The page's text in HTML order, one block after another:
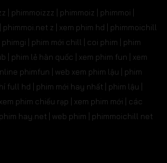
| phimmoizzz | phimmoiz | phimmoi |
z | xem phim hd | phimmoichill
phimgi | phim mới chill | coi phim | phim
| phim lẻ hàn quốc | xem phim fun | xem
phimfun | web xem phim lậu | phim
full hd | phim mới hay nhất | phim lậu |
phim chiếu rạp | xem phim mới | các
hay.net | web phim | phimmoichill net